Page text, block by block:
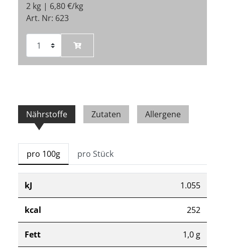
2 kg | 6,80 €/kg
Art. Nr: 623
Nährstoffe Zutaten Allergene
pro 100g pro Stück
kJ 1.055
kcal 252
Fett 1,0 g